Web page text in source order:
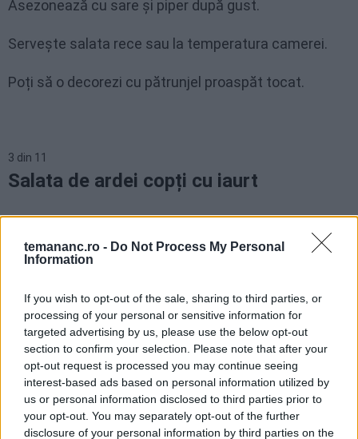
temananc.ro - Do Not Process My Personal
Information
If you wish to opt-out of the sale, sharing to third parties, or
processing of your personal or sensitive information for
targeted advertising by us, please use the below opt-out
section to confirm your selection. Please note that after your
opt-out request is processed you may continue seeing
interest-based ads based on personal information utilized by
us or personal information disclosed to third parties prior to
your opt-out. You may separately opt-out of the further
disclosure of your personal information by third parties on the
Asezonează cu sare și piper după gust.
Servește salata rece sau la temperatura camerei.
Poți să o decorezi cu pătrunjel proaspăt tocat.
3 din 11
Salata de ardei copți cu iaurt
Balcani și în Orientul Mijlociu, fiind cunoscută pentru
Ingrediente
4 ardei copți
2 căni de iaurt natural (sau sana)
2 căței de usturoi
1 lingură de ulei de măsline extra-virgin